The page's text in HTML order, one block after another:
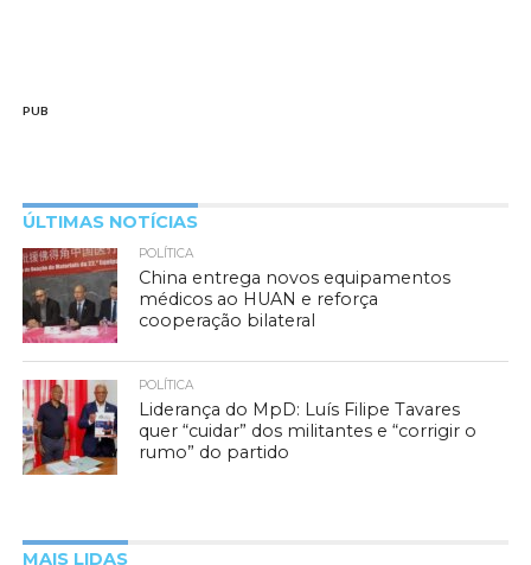
PUB
ÚLTIMAS NOTÍCIAS
POLÍTICA
China entrega novos equipamentos
médicos ao HUAN e reforça
cooperação bilateral
POLÍTICA
Liderança do MpD: Luís Filipe Tavares
quer “cuidar” dos militantes e “corrigir o
rumo” do partido
MAIS LIDAS